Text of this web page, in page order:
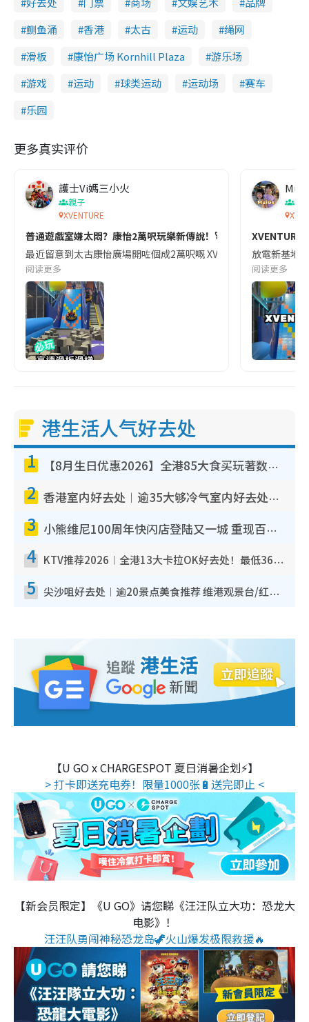
鲗鱼涌
香港 太古 运动
绳网
滑板
康怡广场 Kornhill Plaza
游乐场
游戏
运动 球类运动 运动场
赛车
乐园
更多真实评价
護士Vi媽三小火
親子
XVENTURE
普通遊戲室嫌太悶？康怡2萬呎玩樂新傳說！🚀🤯
最近留意到太古康怡廣場開咗個成2萬呎嘅 XVENTURE 適合大
阅读更多
親
XVENTURE
放電新基地
阅读更多
港生活人气好去处
1 【8月生日优惠2026】全港85大食买玩著数攻略 自助餐/火锅放题同行免费＋诚品/DONKI送现金券
2 香港室内好去处︱逾35大够冷气室内好去处推荐 室内活动免费避雨无惧下雨
3 小熊维尼100周年快闪店登陆又一城 重现百亩森林经典场景／独家限定盲盒登场／专属DIY香水
4 KTV推荐2026︱全港13大卡拉OK好去处！最低36元起 日语歌都有！(附地址+收费详情)
5 尖沙咀好去处︱逾20景点美食推荐 维港观景台/红磡古迹/九龙公园/室内游乐场
【U GO x CHARGESPOT 夏日消暑企划⚡】
> 打卡即送充电券！限量1000张🔋送完即止 <
【新会员限定】《U GO》请您睇《汪汪队立大功：恐龙大
电影》！
汪汪队勇闯神秘恐龙岛🦖火山爆发极限救援🔥